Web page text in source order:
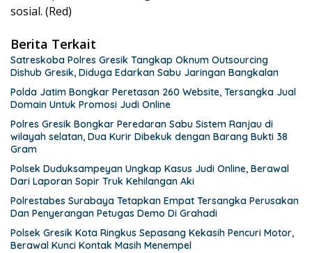
sosial. (Red)
Berita Terkait
Satreskoba Polres Gresik Tangkap Oknum Outsourcing
Dishub Gresik, Diduga Edarkan Sabu Jaringan Bangkalan
Polda Jatim Bongkar Peretasan 260 Website, Tersangka Jual
Domain Untuk Promosi Judi Online
Polres Gresik Bongkar Peredaran Sabu Sistem Ranjau di
wilayah selatan, Dua Kurir Dibekuk dengan Barang Bukti 38
Gram
Polsek Duduksampeyan Ungkap Kasus Judi Online, Berawal
Dari Laporan Sopir Truk Kehilangan Aki
Polrestabes Surabaya Tetapkan Empat Tersangka Perusakan
Dan Penyerangan Petugas Demo Di Grahadi
Polsek Gresik Kota Ringkus Sepasang Kekasih Pencuri Motor,
Berawal Kunci Kontak Masih Menempel